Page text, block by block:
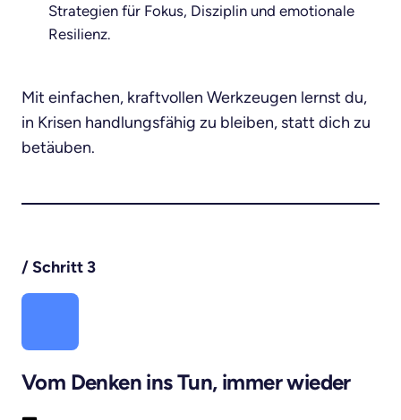
Strategien für Fokus, Disziplin und emotionale
Resilienz.
Mit einfachen, kraftvollen Werkzeugen lernst du,
in Krisen handlungsfähig zu bleiben, statt dich zu
betäuben.
/ Schritt 3
Vom Denken ins Tun, immer wieder